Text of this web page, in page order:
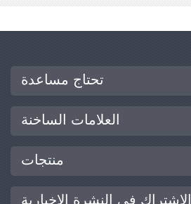
تحتاج مساعدة
العلامات الساخنة
منتجات